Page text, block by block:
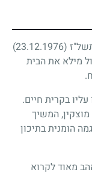
(23.12.1976)
מילא את הבית
בקרית חיים.
מוצקין, המשיך
הומנית בתיכון
מאוד לקרוא